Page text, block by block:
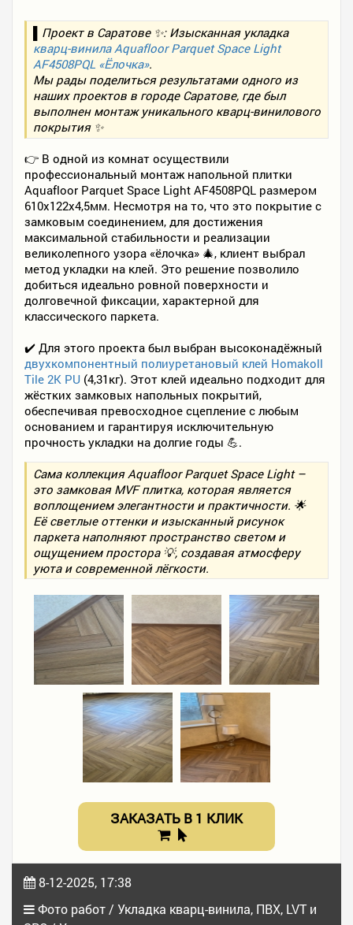
ФОТО РАБОТ
КОНТАКТЫ
ПОЛЕЗНОЕ
▌Проект в Саратове ✨: Изысканная укладка
кварц-винила Aquafloor Parquet Space Light
AF4508PQL «Ёлочка».
Мы рады поделиться результатами одного из
наших проектов в городе Саратове, где был
выполнен монтаж уникального кварц-винилового
покрытия ✨
👉 В одной из комнат осуществили
профессиональный монтаж напольной плитки
Aquafloor Parquet Space Light AF4508PQL размером
610x122x4,5мм. Несмотря на то, что это покрытие с
замковым соединением, для достижения
максимальной стабильности и реализации
великолепного узора «ёлочка» 🎄, клиент выбрал
метод укладки на клей. Это решение позволило
добиться идеально ровной поверхности и
долговечной фиксации, характерной для
классического паркета.
✔️ Для этого проекта был выбран высоконадёжный
двухкомпонентный полиуретановый клей Homakoll
Tile 2K PU (4,31кг). Этот клей идеально подходит для
жёстких замковых напольных покрытий,
обеспечивая превосходное сцепление с любым
основанием и гарантируя исключительную
прочность укладки на долгие годы 💪.
Сама коллекция Aquafloor Parquet Space Light –
это замковая MVF плитка, которая является
воплощением элегантности и практичности. 🌟
Её светлые оттенки и изысканный рисунок
паркета наполняют пространство светом и
ощущением простора 💡, создавая атмосферу
уюта и современной лёгкости.
ЗАКАЗАТЬ В 1 КЛИК
8-12-2025, 17:38
Фото работ / Укладка кварц-винила, ПВХ, LVT и